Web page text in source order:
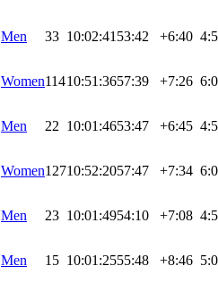
Men 33 10:02:41 53:42 +6:40
Women11410:51:3657:39 +7:26
Men 22 10:01:4653:47 +6:45
Women12710:52:2057:47 +7:34
Men 23 10:01:4954:10 +7:08
Men 15 10:01:2555:48 +8:46